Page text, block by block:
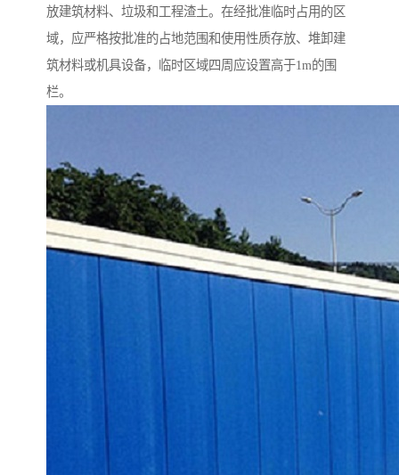
放建筑材料、垃圾和工程渣土。在经批准临时占用的区
域，应严格按批准的占地范围和使用性质存放、堆卸建
筑材料或机具设备，临时区域四周应设置高于1m的围
栏。